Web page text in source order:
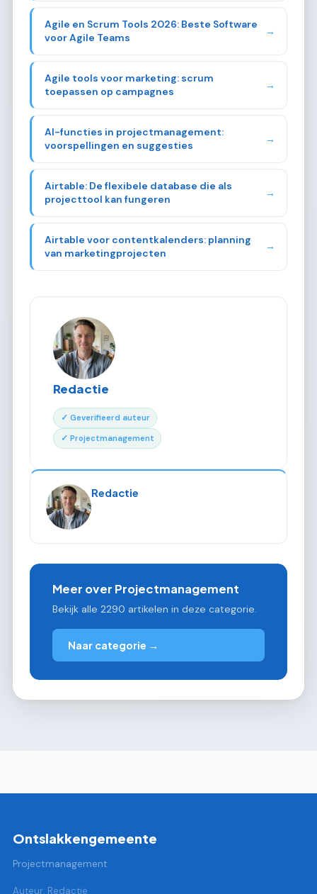
Agile en Scrum Tools 2026: Beste Software
voor Agile Teams
→
Agile tools voor marketing: scrum
toepassen op campagnes
→
AI-functies in projectmanagement:
voorspellingen en suggesties
→
Airtable: De flexibele database die als
projecttool kan fungeren
→
Airtable voor contentkalenders: planning
van marketingprojecten
→
Redactie
✓ Geverifieerd auteur
✓ Projectmanagement
Redactie
Meer over Projectmanagement
Bekijk alle 2290 artikelen in deze categorie.
Naar categorie →
Ontslakkengemeente
Projectmanagement
Auteur: Redactie